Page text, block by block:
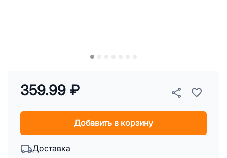
359.99 ₽
Добавить в корзину
Доставка